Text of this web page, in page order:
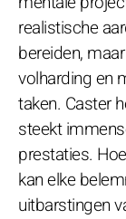
realistische
bereiden,
volharding en
taken. Caster
steekt
prestaties.
kan elke
uitbarstingen